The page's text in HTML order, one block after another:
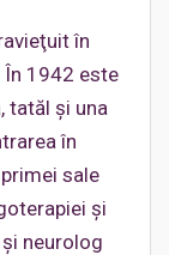
în
În 1942 este
tatăl şi una
în
sale
şi
neurolog